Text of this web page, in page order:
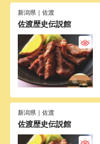
新潟県｜佐渡
佐渡歴史伝説館
新潟県｜佐渡
佐渡歴史伝説館